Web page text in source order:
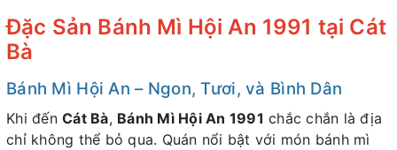
Đặc Sản Bánh Mì Hội An 1991 tại Cát
Bà
Bánh Mì Hội An – Ngon, Tươi, và Bình Dân
Khi đến Cát Bà, Bánh Mì Hội An 1991 chắc chắn là địa
chỉ không thể bỏ qua. Quán nổi bật với món bánh mì